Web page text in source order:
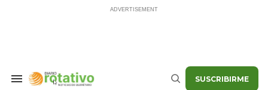
Search
Buscar SUSCRIBIRME